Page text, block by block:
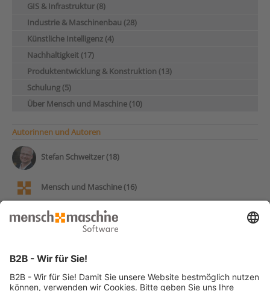
GIS & Infrastruktur (8)
Industrie & Maschinenbau (28)
Künstliche Intelligenz (4)
Nachhaltigkeit (17)
Produktentwicklung & Konstruktion (13)
Schulung (5)
Über Mensch und Maschine (10)
Autorinnen und Autoren
Stefan Schweitzer (18)
Mensch und Maschine (16)
Andy Pohl (14)
Patrick Stumpf (12)